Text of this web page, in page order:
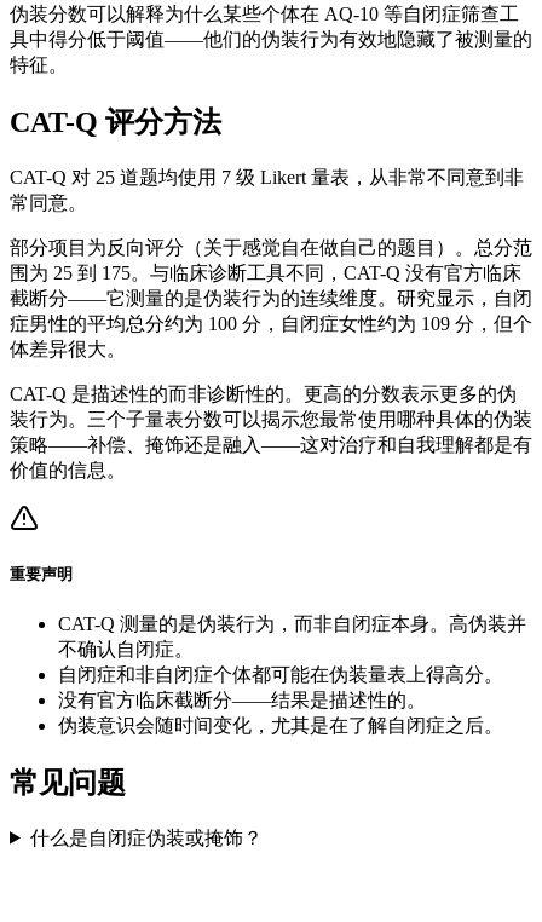
伪装分数可以解释为什么某些个体在 AQ-10 等自闭症筛查工
具中得分低于阈值——他们的伪装行为有效地隐藏了被测量的
特征。
CAT-Q 评分方法
CAT-Q 对 25 道题均使用 7 级 Likert 量表，从非常不同意到非
常同意。
部分项目为反向评分（关于感觉自在做自己的题目）。总分范
围为 25 到 175。与临床诊断工具不同，CAT-Q 没有官方临床
截断分——它测量的是伪装行为的连续维度。研究显示，自闭
症男性的平均总分约为 100 分，自闭症女性约为 109 分，但个
体差异很大。
CAT-Q 是描述性的而非诊断性的。更高的分数表示更多的伪
装行为。三个子量表分数可以揭示您最常使用哪种具体的伪装
策略——补偿、掩饰还是融入——这对治疗和自我理解都是有
价值的信息。
重要声明
CAT-Q 测量的是伪装行为，而非自闭症本身。高伪装并
不确认自闭症。
自闭症和非自闭症个体都可能在伪装量表上得高分。
没有官方临床截断分——结果是描述性的。
伪装意识会随时间变化，尤其是在了解自闭症之后。
常见问题
什么是自闭症伪装或掩饰？